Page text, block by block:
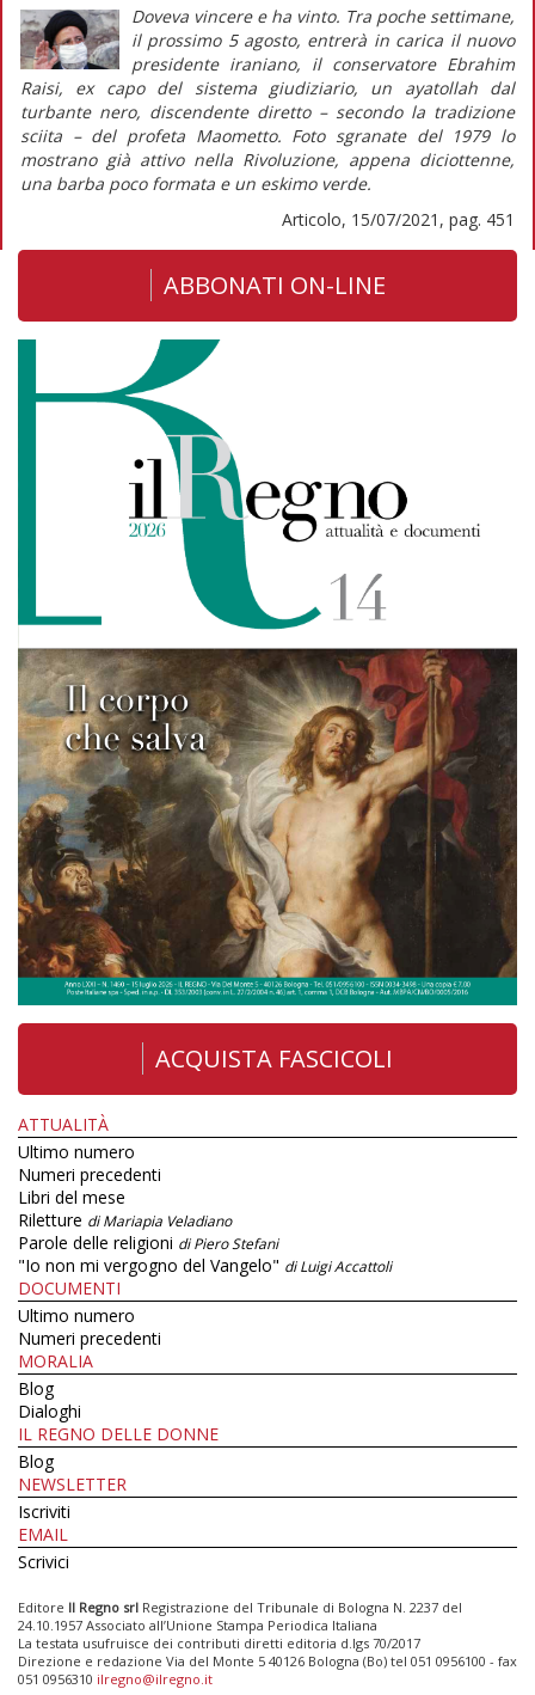
Doveva vincere e ha vinto. Tra poche settimane,
il prossimo 5 agosto, entrerà in carica il nuovo
presidente iraniano, il conservatore Ebrahim
Raisi, ex capo del sistema giudiziario, un ayatollahdal
turbante nero, discendente diretto – secondo la tradizione
sciita – del profeta Maometto. Foto sgranate del 1979 lo
mostrano già attivo nella Rivoluzione, appena diciottenne,
una barba poco formata e un eskimoverde.
Articolo, 15/07/2021, pag. 451
ABBONATI ON-LINE
ACQUISTA FASCICOLI
ATTUALITÀ
Ultimo numero
Numeri precedenti
Libri del mese
Riletture di Mariapia Veladiano
Parole delle religioni di Piero Stefani
"Io non mi vergogno del Vangelo" di Luigi Accattoli
DOCUMENTI
Ultimo numero
Numeri precedenti
MORALIA
Blog
Dialoghi
IL REGNO DELLE DONNE
Blog
NEWSLETTER
Iscriviti
EMAIL
Scrivici
Editore Il Regno srl Registrazione del Tribunale di Bologna N. 2237 del
24.10.1957 Associato all’Unione Stampa Periodica Italiana
La testata usufruisce dei contributi diretti editoria d.lgs 70/2017
Direzione e redazione Via del Monte 5 40126 Bologna (Bo) tel 051 0956100 - fax
051 0956310 ilregno@ilregno.it